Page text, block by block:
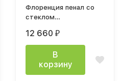
Флоренция пенал со
стеклом
ясень белый
12 660 ₽
В
корзину